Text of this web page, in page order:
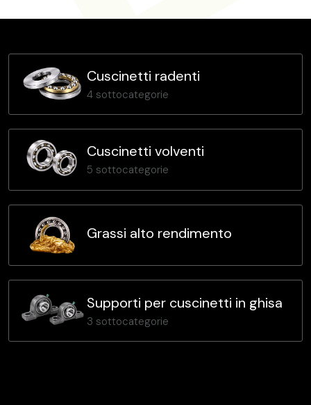
Cuscinetti radenti
4 sottocategorie
Cuscinetti volventi
5 sottocategorie
Grassi alto rendimento
Supporti per cuscinetti in ghisa
3 sottocategorie